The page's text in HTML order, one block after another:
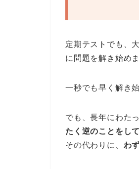
定期テストでも、
に問題を解き始めま
一秒でも早く解き
でも、長年にわた
たく逆のことをし
その代わりに、 わ